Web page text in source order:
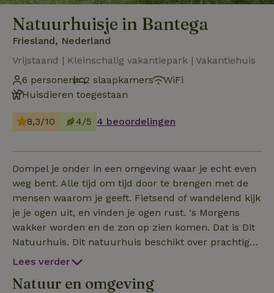
Natuurhuisje in Bantega
Friesland, Nederland
Vrijstaand | Kleinschalig vakantiepark | Vakantiehuis
6 personen
2 slaapkamers
WiFi
Huisdieren toegestaan
8,3/10 4/5 4 beoordelingen
Dompel je onder in een omgeving waar je echt even
weg bent. Alle tijd om tijd door te brengen met de
mensen waarom je geeft. Fietsend of wandelend kijk
je je ogen uit, en vinden je ogen rust. ‘s Morgens
wakker worden en de zon op zien komen. Dat is Dit
Natuurhuis. Dit natuurhuis beschikt over prachtig
sanitair (in een externe ruimte op ongeveer 50
speeltuintje, een vuurplaats en een recreatieruimte.
Lees verder
Natuur en omgeving